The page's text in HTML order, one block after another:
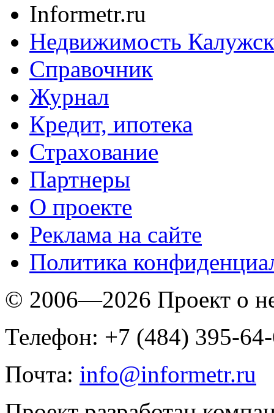
Informetr.ru
Недвижимость
Справочник
Журнал
Кредит, ипотека
Страхование
Партнеры
O проекте
Реклама на сайте
Политика
© 2006—2026 Проект о
Телефон: +7 (484) 395-
Почта: info@informetr.ru